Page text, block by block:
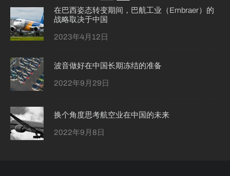
在巴西姿态转变期间，巴航工业（Embraer）的
战略取决于中国
2023年4月12日
波音做好在中国长期冻结的准备
2022年9月29日
换个角度思考航空业在中国的未来
2022年9月8日